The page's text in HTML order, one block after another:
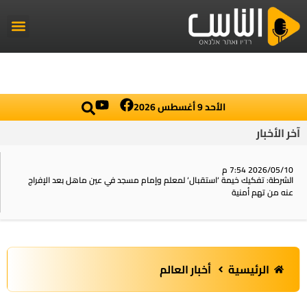
الأحد 9 أغسطس 2026
آخر الأخبار
2026/05/10 7:54 م
الشرطة: تفكيك خيمة ‘استقبال‘ لمعلم وإمام مسجد في عين ماهل بعد الإفراج
عنه من تهم أمنية
الرئيسية أخبار العالم